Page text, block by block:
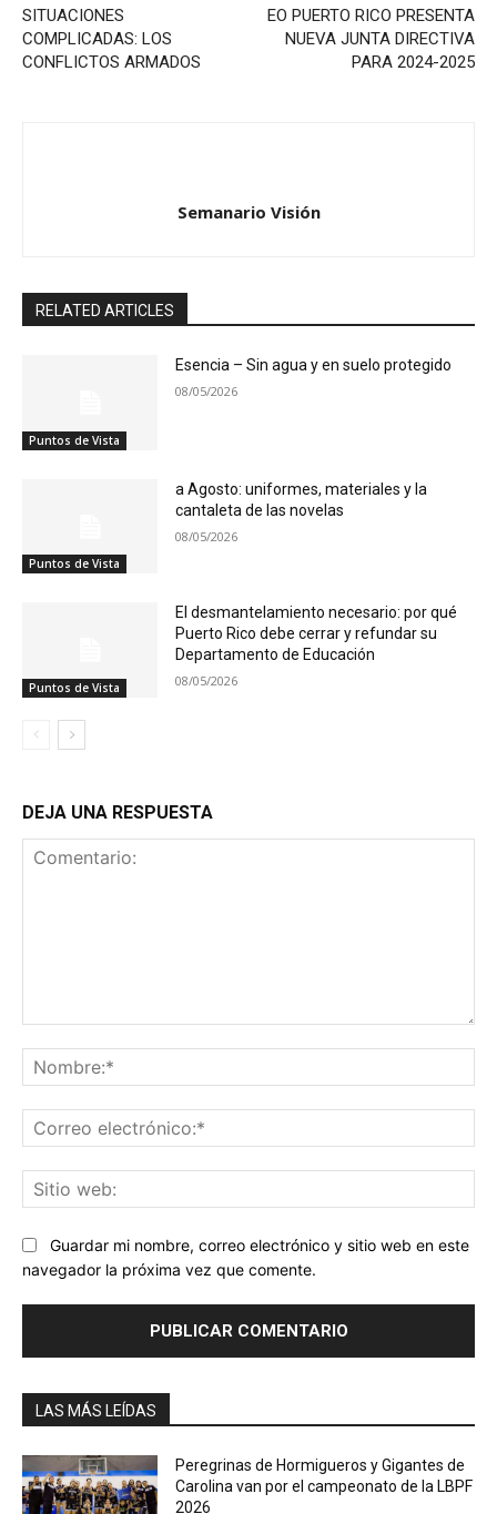
SITUACIONES
COMPLICADAS: LOS
CONFLICTOS ARMADOS
EO PUERTO RICO PRESENTA
NUEVA JUNTA DIRECTIVA
PARA 2024-2025
Semanario Visión
RELATED ARTICLES
Puntos de Vista
Esencia – Sin agua y en suelo protegido
08/05/2026
Puntos de Vista
a Agosto: uniformes, materiales y la
cantaleta de las novelas
08/05/2026
Puntos de Vista
El desmantelamiento necesario: por qué
Puerto Rico debe cerrar y refundar su
Departamento de Educación
08/05/2026
DEJA UNA RESPUESTA
Guardar mi nombre, correo electrónico y sitio web en este
navegador la próxima vez que comente.
LAS MÁS LEÍDAS
Peregrinas de Hormigueros y Gigantes de
Carolina van por el campeonato de la LBPF
2026